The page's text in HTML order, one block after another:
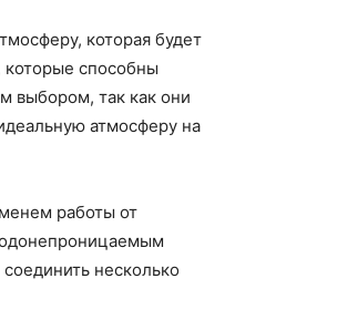
которая будет
способны
выбором, так как они
атмосферу на
работы от
несколько